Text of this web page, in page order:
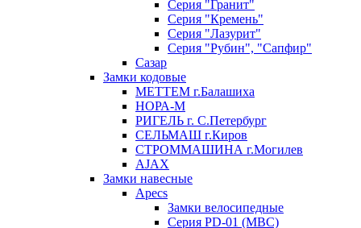
Серия "Гранит"
Серия "Кремень"
Серия "Лазурит"
Серия "Рубин", "Сапфир"
Сазар
Замки кодовые
МЕТТЕМ г.Балашиха
НОРА-М
РИГЕЛЬ г. С.Петербург
СЕЛЬМАШ г.Киров
СТРОММАШИНА г.Могилев
AJAX
Замки навесные
Apecs
Замки велосипедные
Серия PD-01 (МВС)